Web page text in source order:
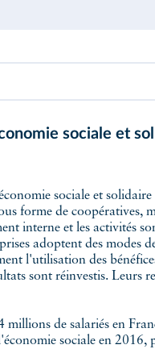
sociale et
forme de coopératives,
interne et les activités
adoptent des modes
l'utilisation des
sont réinvestis. Leurs
millions de salariés en
sociale en 2016,